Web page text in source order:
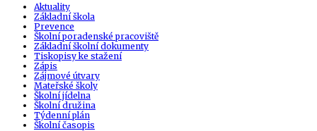
Aktuality
Základní škola
Prevence
Školní poradenské pracoviště
Základní školní dokumenty
Tiskopisy ke stažení
Zápis
Zájmové útvary
Mateřské školy
Školní jídelna
Školní družina
Týdenní plán
Školní časopis